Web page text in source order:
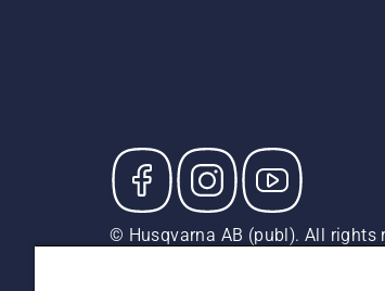
© Husqvarna AB (publ). All rights